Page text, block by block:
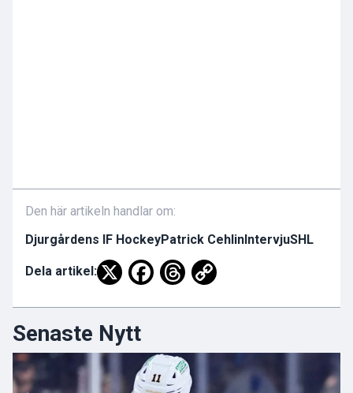
Den här artikeln handlar om:
Djurgårdens IF HockeyPatrick Cehlin IntervjuSHL
Dela artikel:
Senaste Nytt